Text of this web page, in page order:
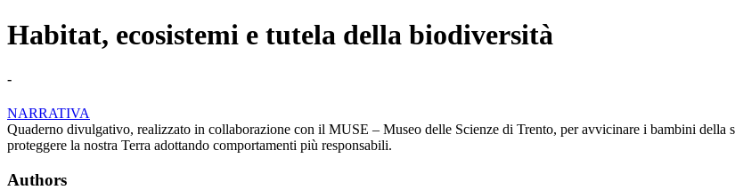
Habitat, ecosistemi e tutela della biodiversità
-
NARRATIVA
Quaderno divulgativo, realizzato in collaborazione con il MUSE – Museo delle Scienze di Trento, per avvicinare i bambini della
proteggere la nostra Terra adottando comportamenti più responsabili.
Authors